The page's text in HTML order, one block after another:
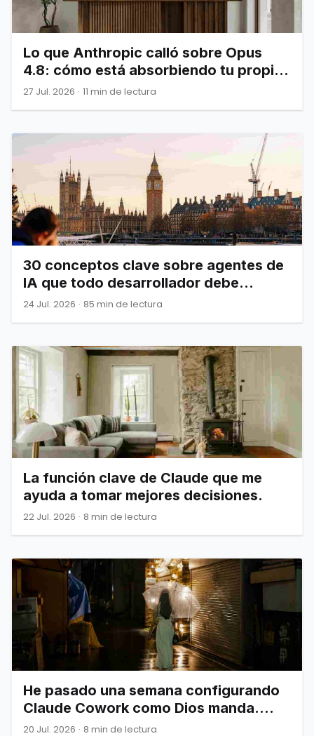
Lo que Anthropic calló sobre Opus
4.8: cómo está absorbiendo tu propia
infraestructura
27 Jul. 2026 · 11 min de lectura
30 conceptos clave sobre agentes de
IA que todo desarrollador debe
dominar
24 Jul. 2026 · 85 min de lectura
La función clave de Claude que me
ayuda a tomar mejores decisiones.
22 Jul. 2026 · 8 min de lectura
He pasado una semana configurando
Claude Cowork como Dios manda.
Esto es todo lo que de verdad
20 Jul. 2026 · 8 min de lectura